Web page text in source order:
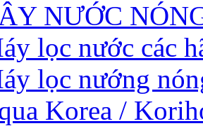
NƯỚC
lọc nước các
lọc nướng
Korea /